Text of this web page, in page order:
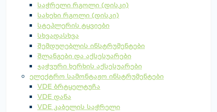
საჭრელი რგოლი (დისკი)
სახეხი რგოლი (დისკი)
სტეპლერის ტყვიები
სხვადასხვა
შემდუღებლის ინსტრუმენტები
შლანგები და აქსესუარები
ჯაჭვური ხერხის აქსესუარები
ელექტრო სამონტაჟო ინსტრუმენტები
VDE ბრტყელტუჩა
VDE დანა
VDE კაბელის საჭრელი